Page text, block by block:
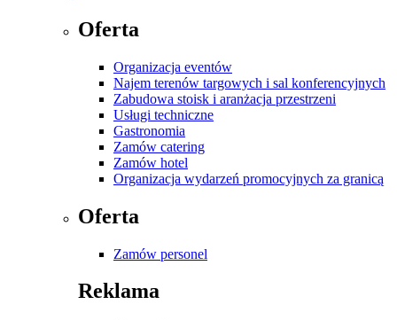
Oferta
Organizacja eventów
Najem terenów targowych i sal konferencyjnych
Zabudowa stoisk i aranżacja przestrzeni
Usługi techniczne
Gastronomia
Zamów catering
Zamów hotel
Organizacja wydarzeń promocyjnych za granicą
Oferta
Zamów personel
Reklama